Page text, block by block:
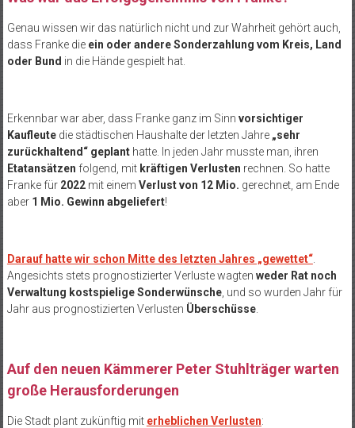
Genau wissen wir das natürlich nicht und zur Wahrheit gehört auch,
dass Franke die ein oder andere Sonderzahlung vom Kreis, Land
oder Bund in die Hände gespielt hat.
Erkennbar war aber, dass Franke ganz im Sinn vorsichtiger
Kaufleutedie städtischen Haushalte der letzten Jahre „sehr
zurückhaltend“ geplanthatte. In jeden Jahr musste man, ihren
Etatansätzen folgend, mit kräftigen Verlusten rechnen. So hatte
Franke für 2022mit einem Verlust von 12 Mio. gerechnet, am Ende
aber 1 Mio. Gewinn abgeliefert!
Darauf hatte wir schon Mitte des letzten Jahres „gewettet“.
Angesichts stets prognostizierter Verluste wagten weder Rat noch
Verwaltung kostspielige Sonderwünsche, und so wurden Jahr für
Jahr aus prognostizierten Verlusten Überschüsse.
Auf den neuen Kämmerer Peter Stuhlträger warten
große Herausforderungen
Die Stadt plant zukünftig mit erheblichen Verlusten: